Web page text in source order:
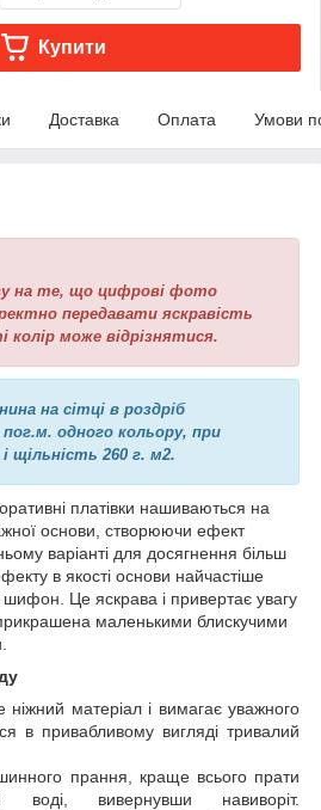
Купити
Доставка Оплата Умови
на те, що цифрові фото
передавати яскравість
колір може відрізнятися.
на сітці в роздріб
пог.м. одного кольору, при
щільність 260 г. м2.
платівки нашиваються на
основи, створюючи ефект
варіанті для досягнення більш
в якості основи найчастіше
шифон. Це яскрава і привертає увагу
маленькими блискучими
матеріал і вимагає уважного
в привабливому вигляді тривалий
прання, краще всього прати
вивернувши навиворіт.